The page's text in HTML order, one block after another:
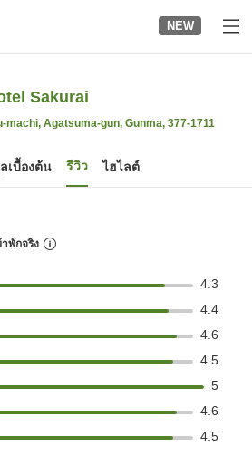
NEW
Sakurai
Agatsuma-gun, Gunma, 377-1711
เบื้องต้น รีวิว ไฮไลต์
พักจริง
4.3
4.4
4.6
4.5
5
4.6
4.5